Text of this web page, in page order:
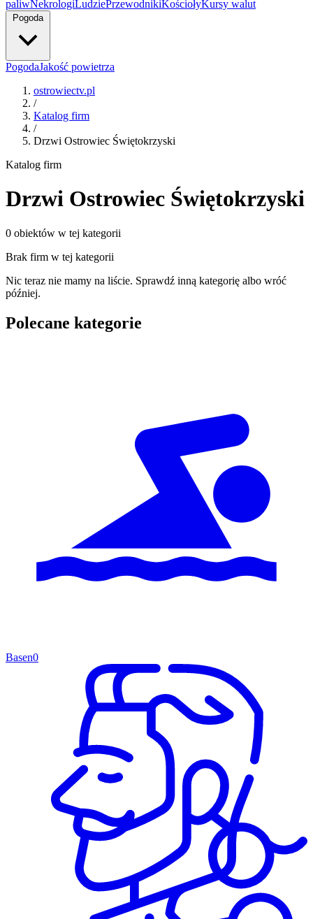
paliwNekrologiLudziePrzewodnikiKościołyKursy walut
Pogoda
PogodaJakość powietrza
ostrowiectv.pl
/
Katalog firm
/
Drzwi Ostrowiec Świętokrzyski
Katalog firm
Drzwi Ostrowiec Świętokrzyski
0 obiektów w tej kategorii
Brak firm w tej kategorii
Nic teraz nie mamy na liście. Sprawdź inną kategorię albo wróć
później.
Polecane kategorie
Basen0